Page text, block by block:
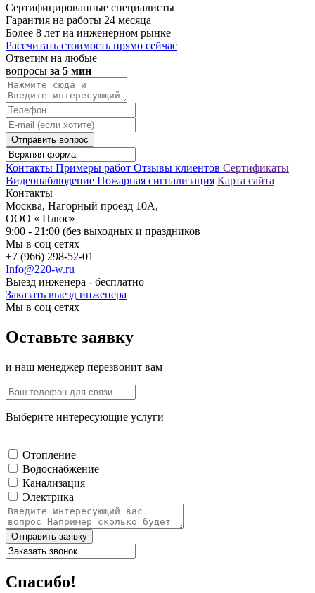
Сертифицированные специалисты
Гарантия на работы 24 месяца
Более 8 лет на инженерном рынке
Рассчитать стоимость прямо сейчас
Ответим на любые
вопросы за 5 мин
Отправить вопрос
Контакты Примеры работ Отзывы клиентов Сертификаты
Видеонаблюдение Пожарная сигнализация Карта сайта
Контакты
Москва, Нагорный проезд 10А,
ООО « Плюс»
9:00 - 21:00 (без выходных и праздников
Мы в соц сетях
+7 (966) 298-52-01
Info@220-w.ru
Выезд инженера - бесплатно
Заказать выезд инженера
Мы в соц сетях
Оставьте заявку
и наш менеджер перезвонит вам
Выберите интересующие услуги
Отопление
Водоснабжение
Канализация
Электрика
Отправить заявку
Спасибо!